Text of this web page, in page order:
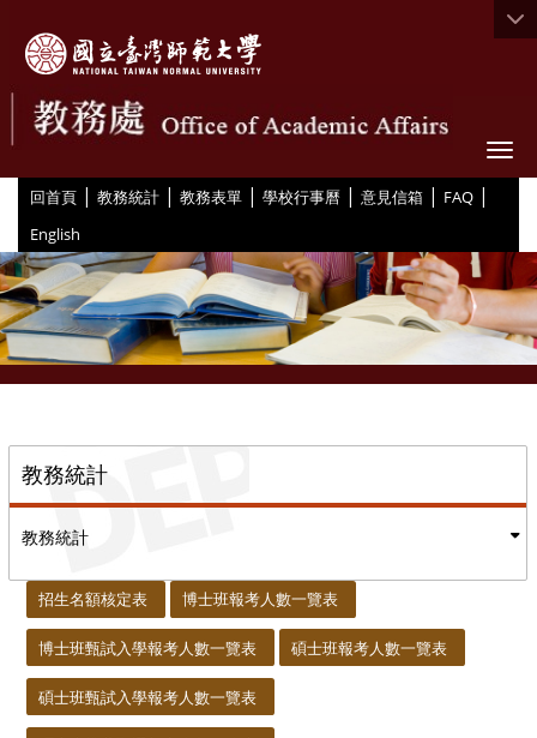
回首頁 | 教務統計 | 教務表單 | 學校行事曆 | 意見信箱 | FAQ |
English
教務統計
教務統計
招生名額核定表 博士班報考人數一覽表
博士班甄試入學報考人數一覽表 碩士班報考人數一覽表
碩士班甄試入學報考人數一覽表